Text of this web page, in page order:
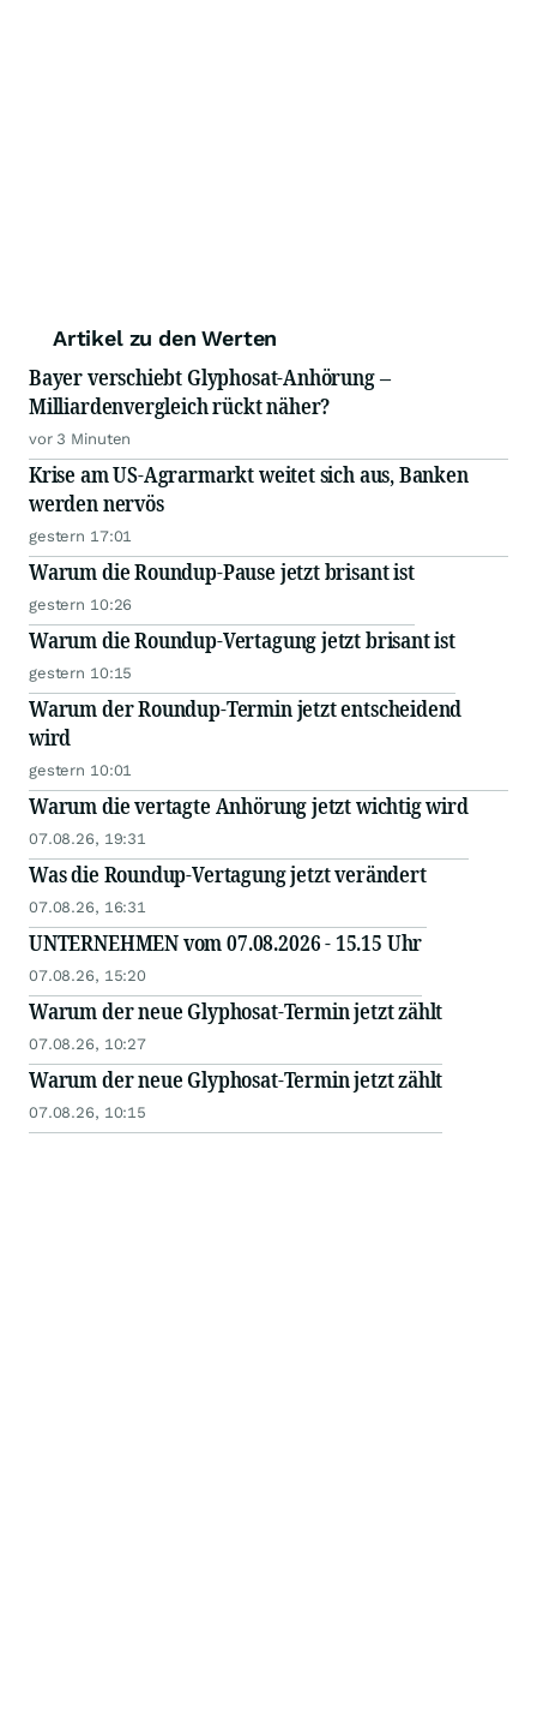
Artikel zu den Werten
Bayer verschiebt Glyphosat-Anhörung –
Milliardenvergleich rückt näher?
vor 3 Minuten
Krise am US-Agrarmarkt weitet sich aus, Banken
werden nervös
gestern 17:01
Warum die Roundup-Pause jetzt brisant ist
gestern 10:26
Warum die Roundup-Vertagung jetzt brisant ist
gestern 10:15
Warum der Roundup-Termin jetzt entscheidend
wird
gestern 10:01
Warum die vertagte Anhörung jetzt wichtig wird
07.08.26, 19:31
Was die Roundup-Vertagung jetzt verändert
07.08.26, 16:31
UNTERNEHMEN vom 07.08.2026 - 15.15 Uhr
07.08.26, 15:20
Warum der neue Glyphosat-Termin jetzt zählt
07.08.26, 10:27
Warum der neue Glyphosat-Termin jetzt zählt
07.08.26, 10:15